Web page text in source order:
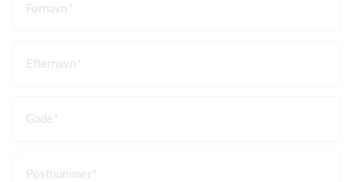
Fornavn
Efternavn
Gade
Postnummer